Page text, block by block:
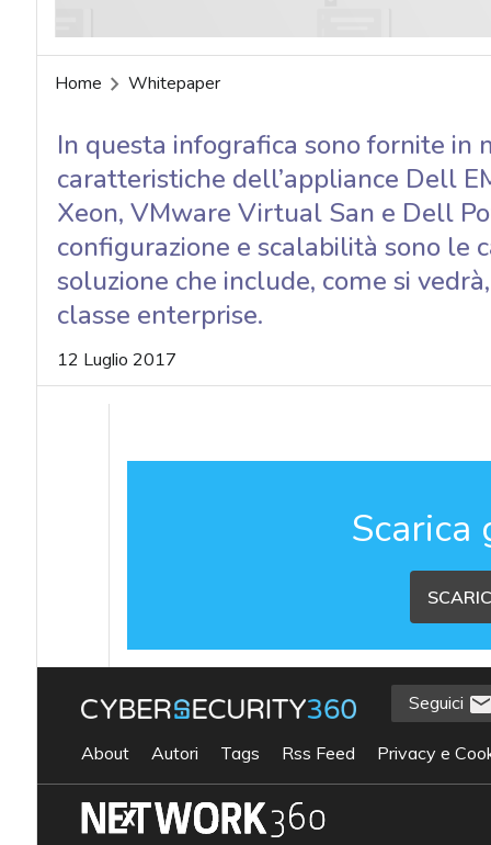
Home Whitepaper
In questa infografica sono fornite
caratteristiche dell’appliance Dell
Xeon, VMware Virtual San e Dell
configurazione e scalabilità sono le
soluzione che include, come si
classe enterprise.
12 Luglio 2017
Scarica
Seguici
About Autori Tags Rss Feed Privacy e